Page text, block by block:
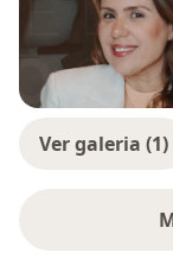
Ver galeria (1)